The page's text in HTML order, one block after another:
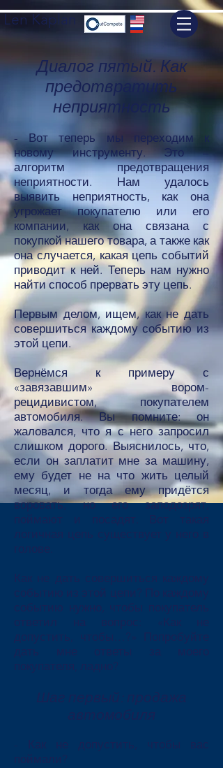
Len Kaplan
Диалог пятый. Как
предотвратить
неприятность
- Вот теперь мы переходим к
новому инструменту. Это –
алгоритм предотвращения
неприятности. Нам удалось
выявить неприятность, как она
угрожает покупателю или его
компании, как она связана с
покупкой нашего товара, а также как
она случается, какая цепь событий
приводит к ней. Теперь нам нужно
найти способ прервать эту цепь.
Первым делом, ищем, как не дать
совершиться каждому событию из
этой цепи.
Вернёмся к примеру с
«завязавшим» вором-
рецидивистом, покупателем
автомобиля. Вы помните: он
жаловался, что я с него запросил
слишком дорого. Выяснилось, что,
если он заплатит мне за машину,
ему будет не на что жить целый
месяц, и тогда ему придётся
воровать, но его заподозрят,
поймают и посадят. Вот такая
логичная цепь существует у него в
голове.
Как не дать совершиться каждому
событию из этой цепи? По каждому
событию нужно, чтобы покупатель
ответил на вопрос: «Как не
допустить, чтобы…?» Попробуйте
дать мне ответы за моего
покупателя, ладно?
Шаг первый: продажа
автомобиля
- Как не допустить, чтобы вас
поймали?